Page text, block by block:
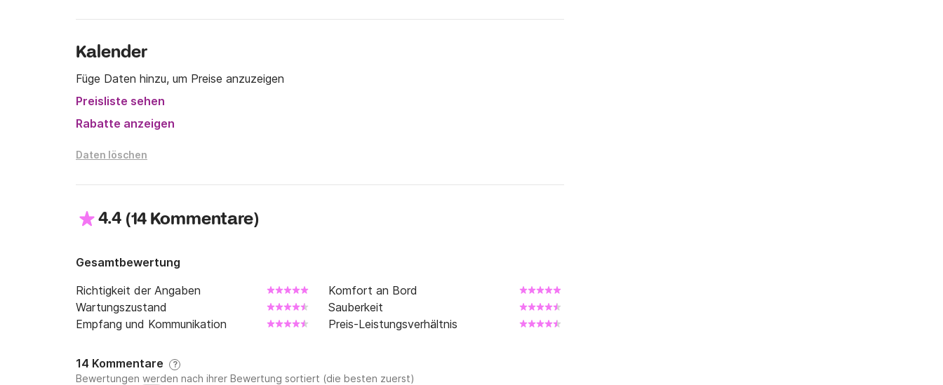
Kalender
Füge Daten hinzu, um Preise anzuzeigen
Preisliste sehen
Rabatte anzeigen
Daten löschen
4.4 (14 Kommentare)
Gesamtbewertung
Richtigkeit der Angaben
Komfort an Bord
Wartungszustand
Sauberkeit
Empfang und Kommunikation
Preis-Leistungsverhältnis
14 Kommentare ?
Bewertungen werden nach ihrer Bewertung sortiert (die besten zuerst)